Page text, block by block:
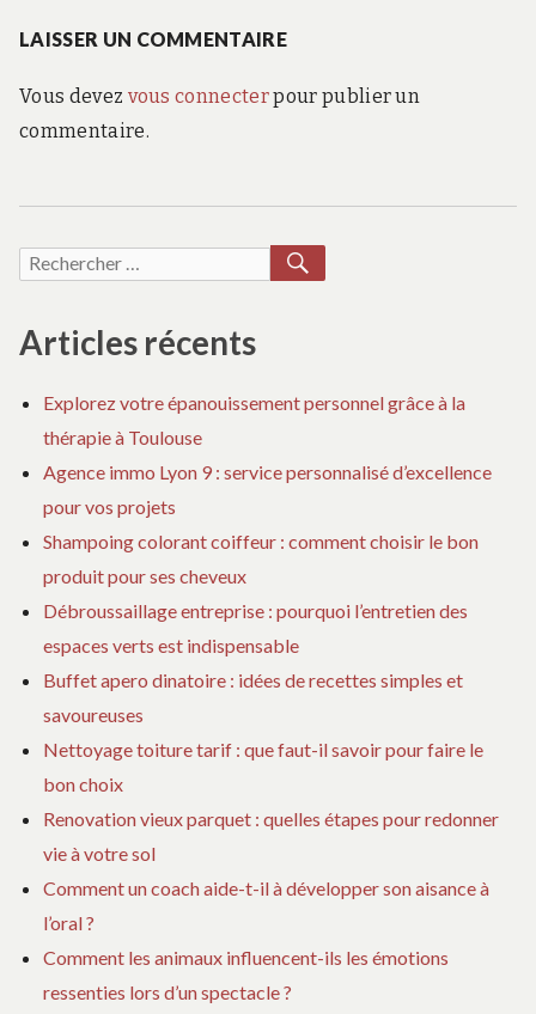
LAISSER UN COMMENTAIRE
Vous devez vous connecterpour publier un
commentaire.
Recherche
Articles récents
Explorez votre épanouissement personnel grâce à la
thérapie à Toulouse
Agence immo Lyon 9 : service personnalisé d’excellence
pour vos projets
Shampoing colorant coiffeur : comment choisir le bon
produit pour ses cheveux
Débroussaillage entreprise : pourquoi l’entretien des
espaces verts est indispensable
Buffet apero dinatoire : idées de recettes simples et
savoureuses
Nettoyage toiture tarif : que faut-il savoir pour faire le
bon choix
Renovation vieux parquet : quelles étapes pour redonner
vie à votre sol
Comment un coach aide-t-il à développer son aisance à
l’oral ?
Comment les animaux influencent-ils les émotions
ressenties lors d’un spectacle ?